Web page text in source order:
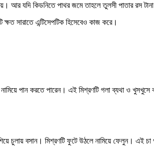
যদি কিডনিতে পাথর জমে তাহলে তুলসী পাতার রস টানা
সারাতে এন্টিসেপটিক হিসেবেও কাজ করে।
পান করতে পারেন। এই মিশ্রণটি গলা ব্যথা ও খুসখুসে
চুলায় বসান। মিশ্রণটি ফুটে উঠলে নামিয়ে ফেলুন। এই